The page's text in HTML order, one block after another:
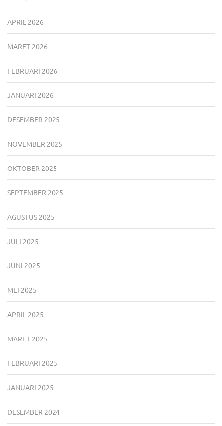
APRIL 2026
MARET 2026
FEBRUARI 2026
JANUARI 2026
DESEMBER 2025
NOVEMBER 2025
OKTOBER 2025
SEPTEMBER 2025
AGUSTUS 2025
JULI 2025
JUNI 2025
MEI 2025
APRIL 2025
MARET 2025
FEBRUARI 2025
JANUARI 2025
DESEMBER 2024